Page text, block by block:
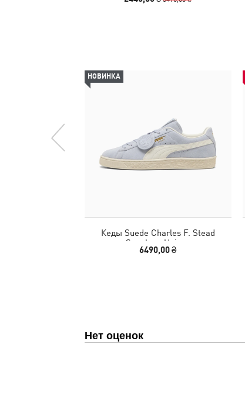
НОВИНКА
Кеды Suede Charles F. Stead
Sneakers Unisex
6490,00 ₴
Нет оценок